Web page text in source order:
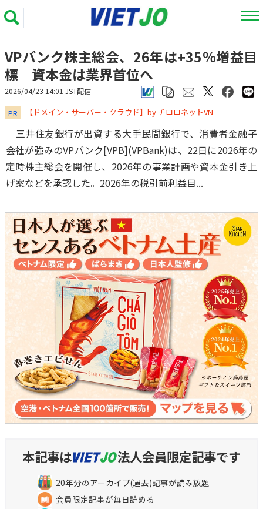
VPバンク株主総会、26年は+35％増益目
標 資本金は業界首位へ
2026/04/23 14:01 JST配信
PR ​​​​​​​【ドメイン・サーバー・クラウド】by チロロネットVN
三井住友銀行が出資する大手民間銀行で、消費者金融子
会社が強みのVPバンク[VPB](VPBank)は、22日に2026年の
定時株主総会を開催し、2026年の事業計画や資本金引き上
げ案などを承認した。2026年の税引前利益目...
本記事は 法人会員限定記事です
20年分のアーカイブ(過去)記事が読み放題
会員限定記事が毎日読める